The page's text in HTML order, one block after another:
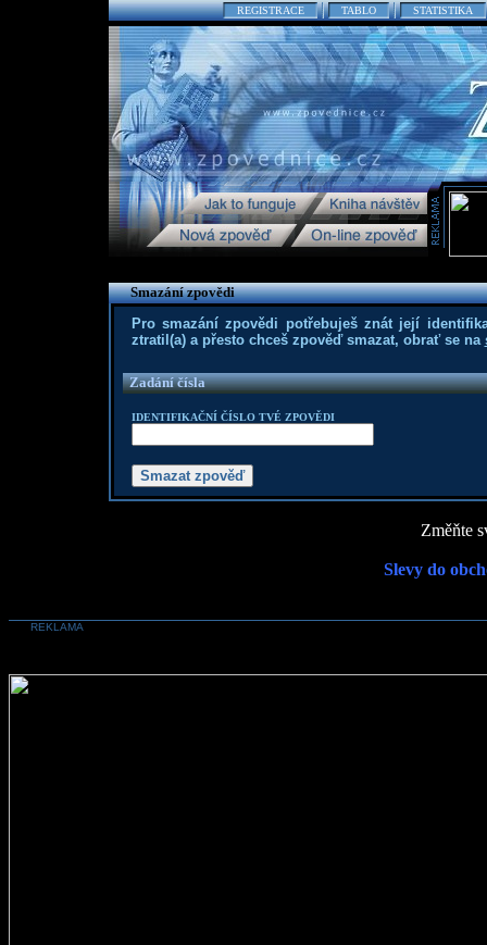
REGISTRACE TABLO STATISTIKA
Smazání zpovědi
Pro smazání zpovědi potřebuješ znát její
ztratil(a) a přesto chceš zpověď smazat, obrať se na
Zadání čísla
IDENTIFIKAČNÍ ČÍSLO TVÉ ZPOVĚDI
Změňte
Slevy do
REKLAMA